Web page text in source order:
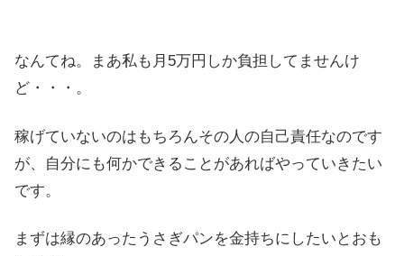
なんてね。まあ私も月5万円しか負担してませんけ
ど・・・。
稼げていないのはもちろんその人の自己責任なのです
が、自分にも何かできることがあればやっていきたい
です。
まずは縁のあったうさぎパンを金持ちにしたいとおも